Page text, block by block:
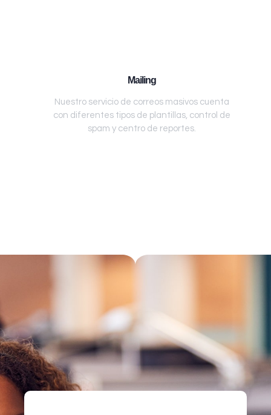
Mailing
Nuestro servicio de correos masivos cuenta
con diferentes tipos de plantillas, control de
spam y centro de reportes.